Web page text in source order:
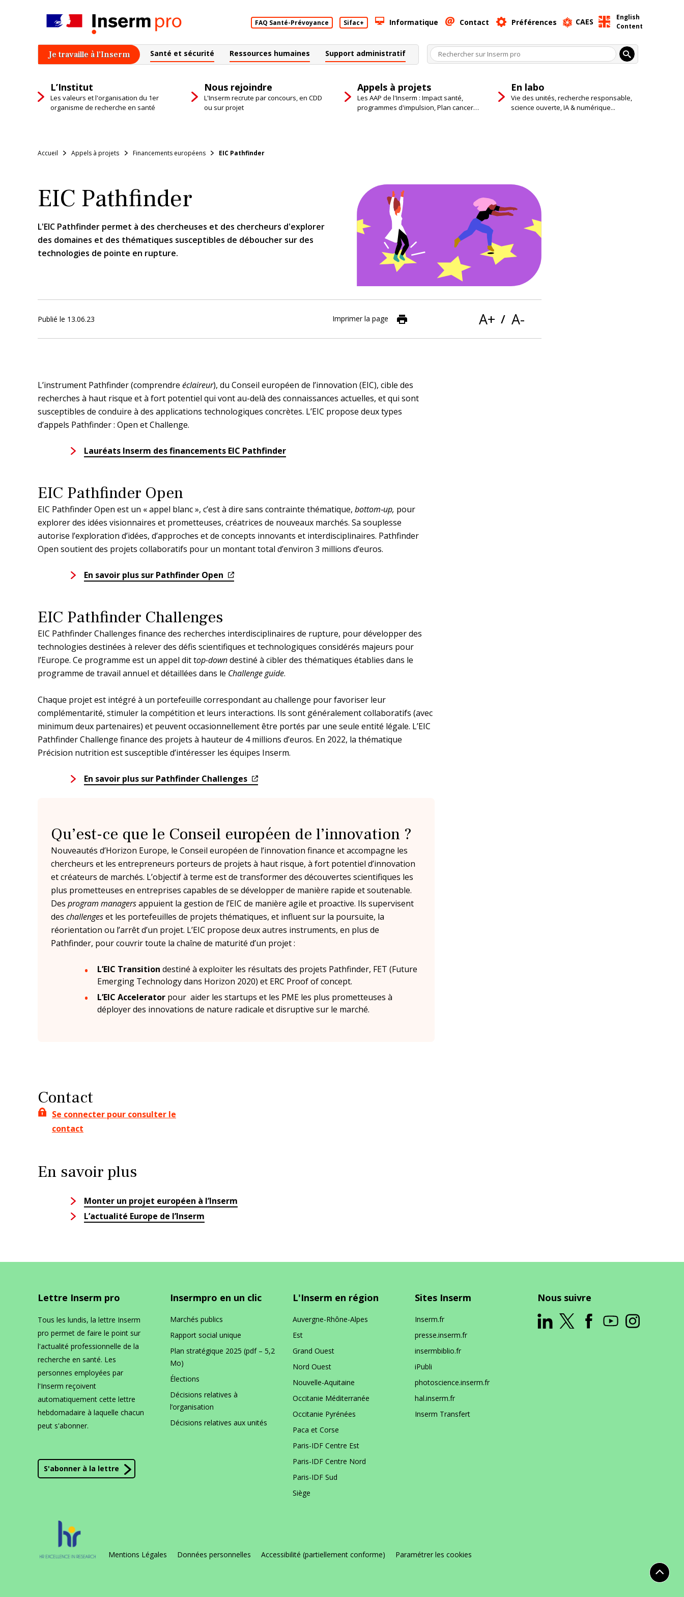
Je travaille à l’Inserm Santé et sécurité Ressources humaines Support administratif
L’Institut
Les valeurs et l'organisation du 1er
organisme de recherche en santé
Nous rejoindre
L'Inserm recrute par concours, en CDD
ou sur projet
Appels à projets
Les AAP de l'Inserm : Impact santé,
programmes d'impulsion, Plan cancer…
En labo
Vie des unités, recherche responsable,
science ouverte, IA & numérique...
FAQ Santé-Prévoyance Sifac+ Informatique Contact Préférences CAES
English
Content
Accueil Appels à projets Financements européens EIC Pathfinder
EIC Pathfinder
L'EIC Pathfinder permet à des chercheuses et des chercheurs d'explorer
des domaines et des thématiques susceptibles de déboucher sur des
technologies de pointe en rupture.
Publié le 13.06.23 Imprimer la page Ces boutons servent à modifier la
A+ / A-
L’instrument Pathfinder (comprendre éclaireur), du Conseil européen de l’innovation (EIC), cible des
recherches à haut risque et à fort potentiel qui vont au-delà des connaissances actuelles, et qui sont
susceptibles de conduire à des applications technologiques concrètes. L’EIC propose deux types
d’appels Pathfinder : Open et Challenge.
Lauréats Inserm des financements EIC Pathfinder
EIC Pathfinder Open
EIC Pathfinder Open est un « appel blanc », c’est à dire sans contrainte thématique, bottom‐up, pour
explorer des idées visionnaires et prometteuses, créatrices de nouveaux marchés. Sa souplesse
autorise l’exploration d’idées, d’approches et de concepts innovants et interdisciplinaires. Pathfinder
Open soutient des projets collaboratifs pour un montant total d’environ 3 millions d’euros.
En savoir plus sur Pathfinder Open
EIC Pathfinder Challenges
EIC Pathfinder Challenges finance des recherches interdisciplinaires de rupture, pour développer des
technologies destinées à relever des défis scientifiques et technologiques considérés majeurs pour
l’Europe. Ce programme est un appel dit top-downdestiné à cibler des thématiques établies dans le
programme de travail annuel et détaillées dans le Challenge guide.
Chaque projet est intégré à un portefeuille correspondant au challenge pour favoriser leur
complémentarité, stimuler la compétition et leurs interactions. Ils sont généralement collaboratifs (avec
minimum deux partenaires) et peuvent occasionnellement être portés par une seule entité légale. L’EIC
Pathfinder Challenge finance des projets à hauteur de 4 millions d’euros. En 2022, la thématique
Précision nutrition est susceptible d’intéresser les équipes Inserm.
En savoir plus sur Pathfinder Challenges
Qu’est-ce que le Conseil européen de l’innovation ?
Nouveautés d’Horizon Europe, le Conseil européen de l’innovation finance et accompagne les
chercheurs et les entrepreneurs porteurs de projets à haut risque, à fort potentiel d’innovation
et créateurs de marchés. L’objectif à terme est de transformer des découvertes scientifiques les
plus prometteuses en entreprises capables de se développer de manière rapide et soutenable.
Des program managersappuient la gestion de l’EIC de manière agile et proactive. Ils supervisent
des challengeset les portefeuilles de projets thématiques, et influent sur la poursuite, la
réorientation ou l’arrêt d’un projet. L’EIC propose deux autres instruments, en plus de
Pathfinder, pour couvrir toute la chaîne de maturité d’un projet :
L’EIC Transition destiné à exploiter les résultats des projets Pathfinder, FET (Future
Emerging Technology dans Horizon 2020) et ERC Proof of concept.
L’EIC Accelerator pour aider les startups et les PME les plus prometteuses à
déployer des innovations de nature radicale et disruptive sur le marché.
Contact
Se connecter pour consulter le
contact
En savoir plus
Monter un projet européen à l’Inserm
L’actualité Europe de l’Inserm
Lettre Inserm pro
Tous les lundis, la lettre Inserm
pro permet de faire le point sur
l'actualité professionnelle de la
recherche en santé. Les
personnes employées par
l'Inserm reçoivent
automatiquement cette lettre
hebdomadaire à laquelle chacun
peut s'abonner.
S'abonner à la lettre
Insermpro en un clic
Marchés publics
Rapport social unique
Plan stratégique 2025 (pdf – 5,2
Mo)
Élections
Décisions relatives à
l’organisation
Décisions relatives aux unités
L'Inserm en région
Auvergne-Rhône-Alpes
Est
Grand Ouest
Nord Ouest
Nouvelle-Aquitaine
Occitanie Méditerranée
Occitanie Pyrénées
Paca et Corse
Paris-IDF Centre Est
Paris-IDF Centre Nord
Paris-IDF Sud
Siège
Sites Inserm
Inserm.fr
presse.inserm.fr
insermbiblio.fr
iPubli
photoscience.inserm.fr
hal.inserm.fr
Inserm Transfert
Nous suivre
Mentions Légales Données personnelles Accessibilité (partiellement conforme) Paramétrer les cookies